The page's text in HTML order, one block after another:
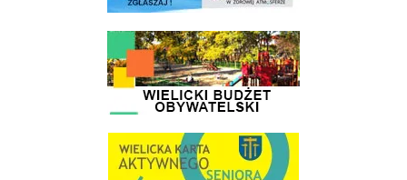
link do strony - Wielicki Budżet Obywatelski
link do strony Wielicka Karta Aktywnego Seniora